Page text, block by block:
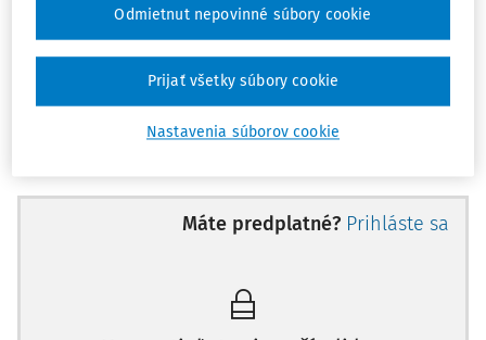
čl. 454 Zákonníka sociálneho zabezpečenia1).
ZLOŽENIE A FUNGOVANIE
ÚSTAVNÉHO SÚDU
predsedu Najvyššieho súdu a predsedu Správneho súdu,
dvoch sudcov Kasačného súdu a päť sudcov
Ústavného súdu patria aj siedmi zástupcovia menovaní
Máte predplatné? Prihláste sa
Nastavenia súborov cookie
Odmietnut nepovinné súbory cookie
Prijať všetky súbory cookie